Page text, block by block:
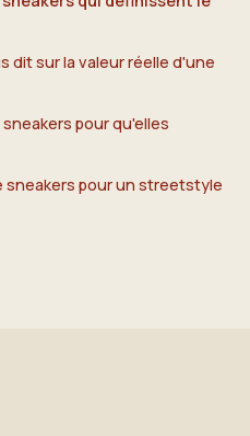
dit sur la valeur réelle d'une
pour qu'elles
pour un streetstyle